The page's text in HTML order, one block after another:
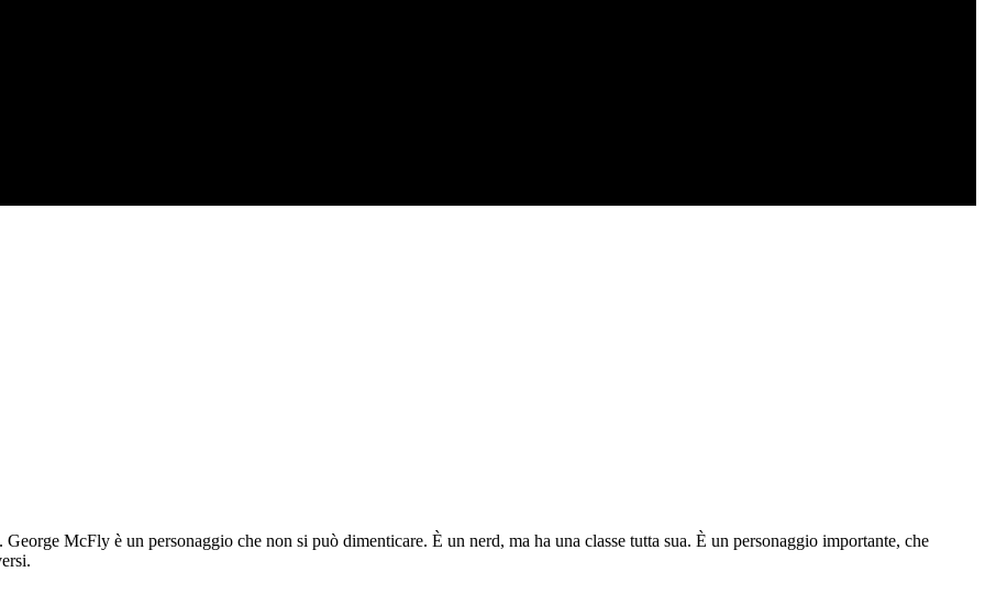
McFly è un personaggio che non si può dimenticare. È un nerd, ma ha una classe tutta sua. È un personaggio importante, che